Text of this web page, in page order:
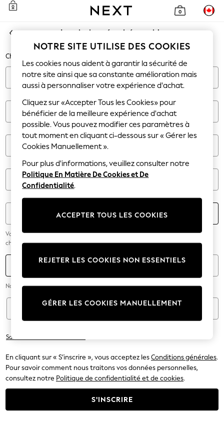
0
Inscription sécurisée rapide
Champs obligatoires
Prénom
Nom
E-mail
Votre mot de passe doit comporter entre 6 et 25 caractères et inclure des
chiffres et des lettres (il est sensible à la casse).
Nous utiliserons ce numéro si nous avons besoin de vous contacter.
Saisir l'adresse manuellement
En cliquant sur « S’inscrire », vous acceptez lesConditions générales.
Pour savoir comment nous traitons vos données personnelles,
consultez notre Politique de confidentialité et de cookies.
S'INSCRIRE
NOTRE SITE UTILISE DES COOKIES
Les cookies nous aident à garantir la sécurité de
notre site ainsi que sa constante amélioration mais
aussi à personnaliser votre expérience d'achat.
Cliquez sur «Accepter Tous les Cookies» pour
bénéficier de la meilleure expérience d'achat
possible. Vous pouvez modifier ces paramètres à
tout moment en cliquant ci-dessous sur « Gérer les
Cookies Manuellement ».
Pour plus d'informations, veuillez consulter notre
Politique En Matière De Cookies et De
Confidentialité.
ACCEPTER TOUS LES COOKIES
GÉRER LES COOKIES MANUELLEMENT
REJETER LES COOKIES NON ESSENTIELS